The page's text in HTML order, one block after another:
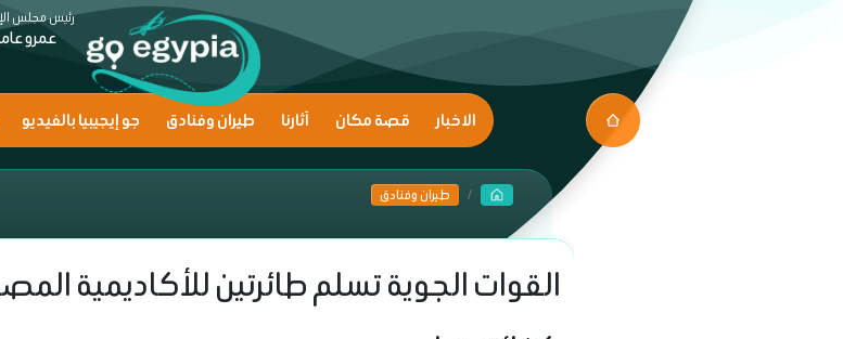
رئيس مجلس
عمرو
الاخبار قصة مكان آثارنا طيران وفنادق جو إيجيبيا بالفيديو
طيران وفنادق
القوات الجوية تسلم طائرتين للأكاديمية